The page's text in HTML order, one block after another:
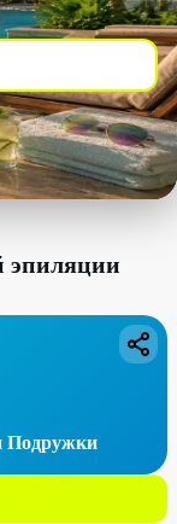
эпиляции
Подружки